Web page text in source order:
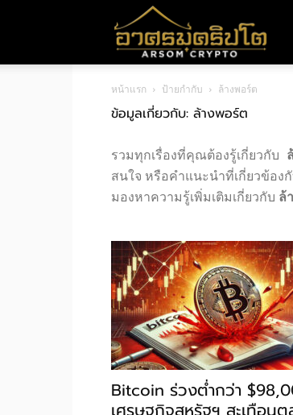
มค
ปโต
หน้าแรก ป้ายกำกับ ล้างพอร์ต
ข้อมูลเกี่ยวกับ: ล้างพอร์ต
รวมทุกเรื่องที่คุณต้องรู้เกี่ยวกับ
สนใจ หรือคำแนะนำที่เกี่ยวข้อง
มองหาความรู้เพิ่มเติมเกี่ยวกับ ล้
Bitcoin ร่วงต่ำกว่า
เศรษฐกิจสหรัฐฯ สะเทือน